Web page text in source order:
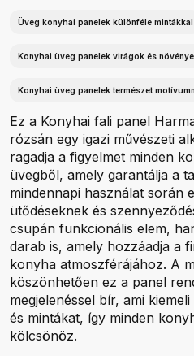
Üveg konyhai panelek különféle mintákkal
Konyhai üveg panelek virágok és
Konyhai üveg panelek természet
Ez a Konyhai fali panel
rózsán egy igazi művészeti
ragadja a figyelmet minden
üvegből, amely garantálja a
mindennapi használat során
ütődéseknek és
csupán funkcionális elem,
darab is, amely hozzáadja a
konyha atmoszférájához. A
köszönhetően ez a panel
megjelenéssel bír, ami
és mintákat, így minden
kölcsönöz.